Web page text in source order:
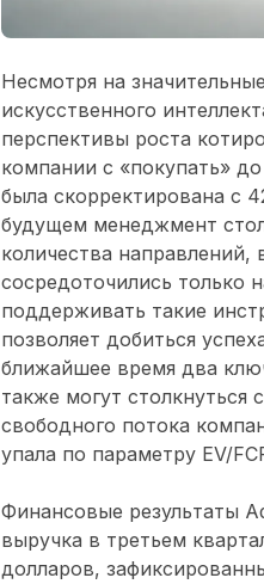
Несмотря на
искусственного
перспективы роста
компании с «покупать»
была скорректирована с
будущем менеджмент
количества направлений,
сосредоточились только
поддерживать такие
позволяет добиться
ближайшее время два
также могут
свободного потока
упала по параметру EV/
Финансовые результаты
выручка в третьем
долларов,